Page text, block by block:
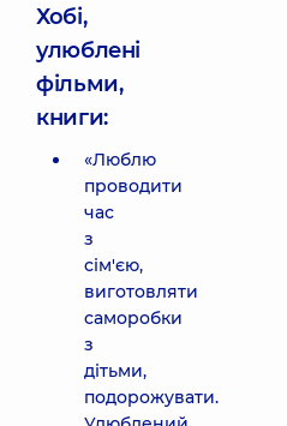
Хобі,
улюблені
фільми,
книги:
«Люблю
проводити
час
з
сім'єю,
виготовляти
саморобки
з
дітьми,
подорожувати.